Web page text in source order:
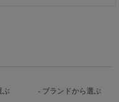
ぶ ブランドから選ぶ